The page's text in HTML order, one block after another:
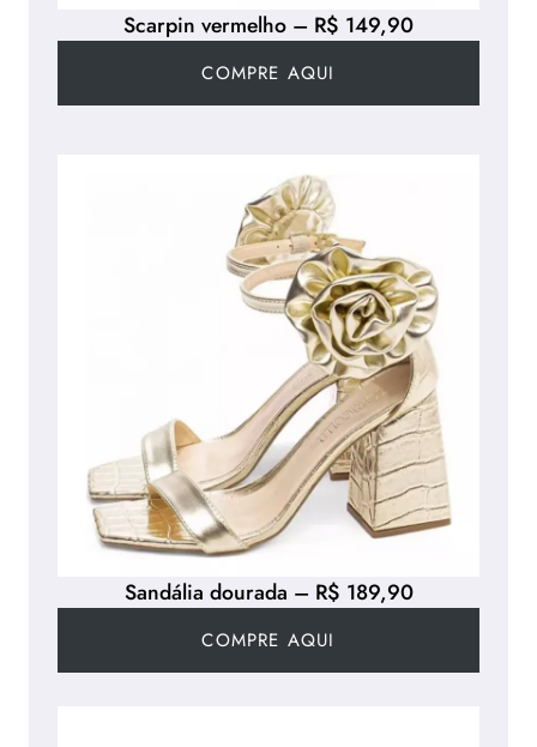
Sandália dourada – R$ 189,90
COMPRE AQUI
Scarpin vermelho – R$ 149,90
COMPRE AQUI